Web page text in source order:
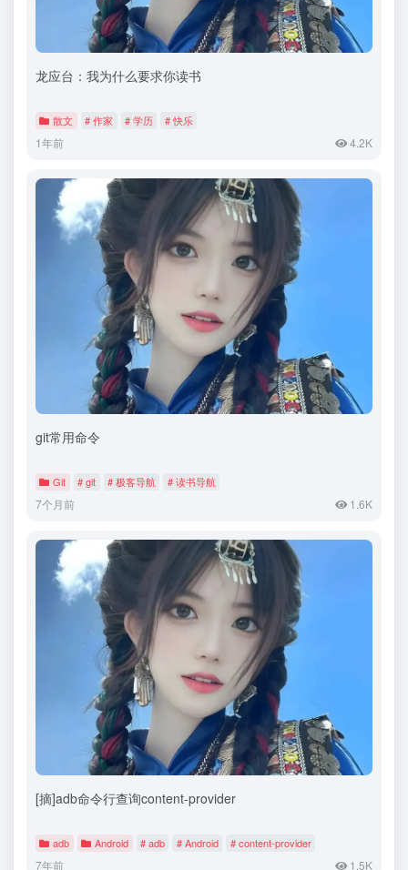
龙应台：我为什么要求你读书
散文 # 作家 # 学历 # 快乐
1年前 4.2K
git常用命令
Git # git # 极客导航 # 读书导航
7个月前 1.6K
[摘]adb命令行查询content-provider
adb Android # adb # Android # content-provider
7年前 1.5K